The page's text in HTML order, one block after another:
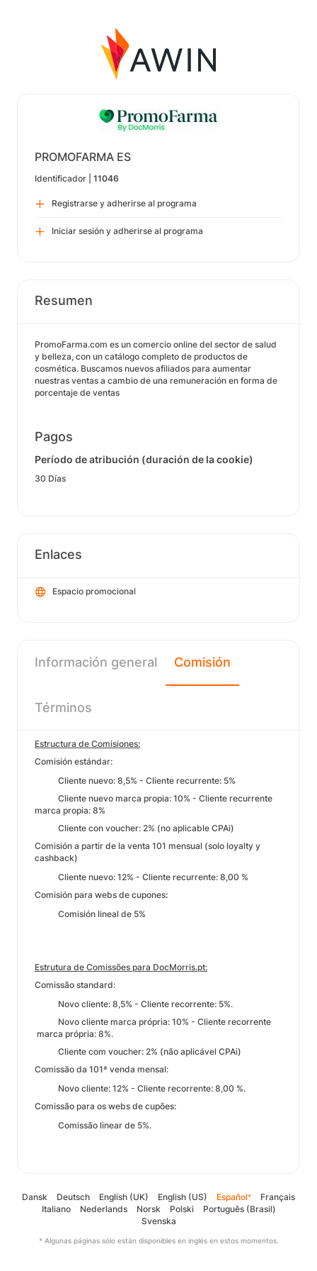
PROMOFARMA ES
Identificador | 11046
Registrarse y adherirse al programa
Iniciar sesión y adherirse al programa
Resumen
PromoFarma.com es un comercio online del sector de salud
y belleza, con un catálogo completo de productos de
cosmética. Buscamos nuevos afiliados para aumentar
nuestras ventas a cambio de una remuneración en forma de
porcentaje de ventas
Pagos
Período de atribución (duración de la cookie)
30 Días
Enlaces
Espacio promocional
Información general Comisión
Términos
Estructura de Comisiones:
Comisión estándar:
Cliente nuevo: 8,5% - Cliente recurrente: 5%
Cliente nuevo marca propia: 10% - Cliente recurrente
marca propia: 8%
Cliente con voucher: 2% (no aplicable CPAi)
Comisión a partir de la venta 101 mensual (solo loyalty y
cashback)
Cliente nuevo: 12% - Cliente recurrente: 8,00 %
Comisión para webs de cupones:
​Comisión lineal de 5%
Estrutura de Comissões para DocMorris.pt:
Comissão standard:
Novo cliente: 8,5% - Cliente recorrente: 5%.
Novo cliente marca própria: 10% - Cliente recorrente
marca própria: 8%.
Cliente com voucher: 2% (não aplicável CPAi)
Comissão da 101ª venda mensal:
Novo cliente: 12% - Cliente recorrente: 8,00 %.
Comissão para os webs de cupões:
Comissão linear de 5%.
Dansk Deutsch English (UK) English (US) Español*
Français
Italiano
Nederlands Norsk Polski
Português (Brasil)
Svenska
* Algunas páginas sólo están disponibles en inglés en estos momentos.